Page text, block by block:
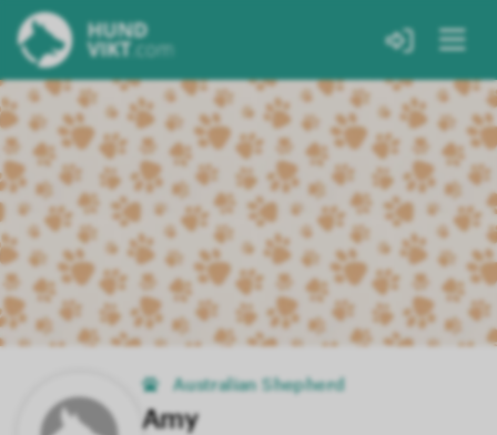
Australian Shepherd
Amy